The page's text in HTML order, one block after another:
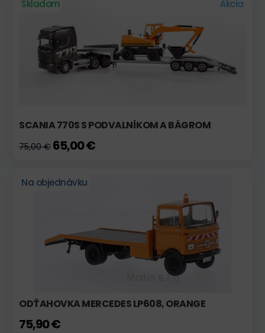
Skladom Akcia
SCANIA 770S S PODVALNÍKOM A BÁGROM
75,00 € 65,00 €
Na objednávku
ODŤAHOVKA MERCEDES LP608, ORANGE
75,90 €